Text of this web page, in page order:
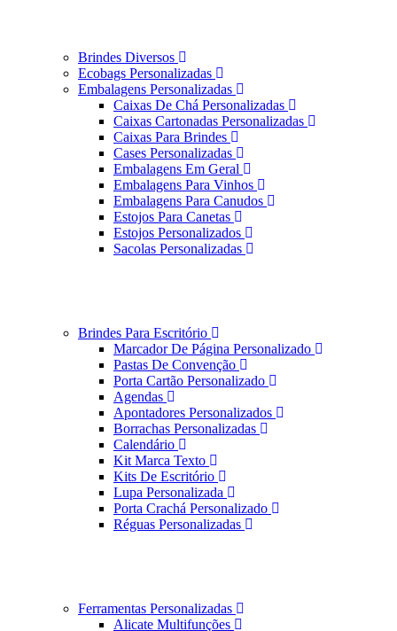
Brindes Diversos
Ecobags Personalizadas
Embalagens Personalizadas
Caixas De Chá Personalizadas
Caixas Cartonadas Personalizadas
Caixas Para Brindes
Cases Personalizadas
Embalagens Em Geral
Embalagens Para Vinhos
Embalagens Para Canudos
Estojos Para Canetas
Estojos Personalizados
Sacolas Personalizadas
Brindes Para Escritório
Marcador De Página Personalizado
Pastas De Convenção
Porta Cartão Personalizado
Agendas
Apontadores Personalizados
Borrachas Personalizadas
Calendário
Kit Marca Texto
Kits De Escritório
Lupa Personalizada
Porta Crachá Personalizado
Réguas Personalizadas
Ferramentas Personalizadas
Alicate Multifunções